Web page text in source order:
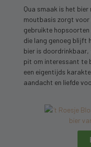
Qua smaak is het
moutbasis zorgt
gebruikte
die lang genoeg blijft
bier is doordrinkbaar,
pit om interessant te
een eigentijds
aandacht en liefde